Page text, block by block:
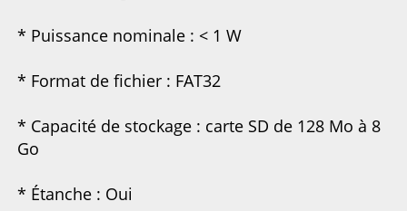
* Puissance nominale : < 1 W
* Format de fichier : FAT32
* Capacité de stockage : carte SD de 128 Mo à 8
Go
* Étanche : Oui